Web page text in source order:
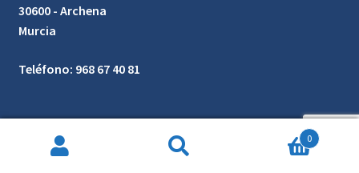
30600 - Archena
Murcia
Teléfono: 968 67 40 81
Búsqueda
0